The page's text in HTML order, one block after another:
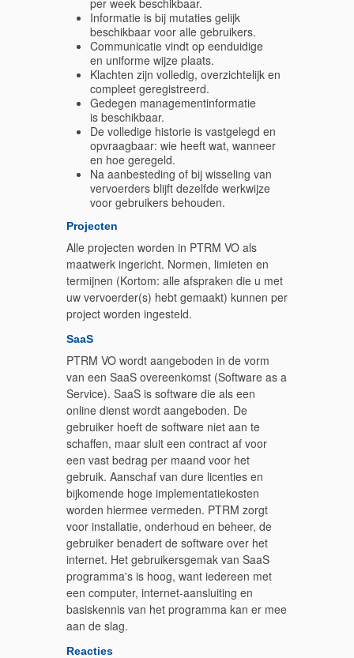
per week beschikbaar.
Informatie is bij mutaties gelijk
beschikbaar voor alle gebruikers.
Communicatie vindt op eenduidige
en uniforme wijze plaats.
Klachten zijn volledig, overzichtelijk en
compleet geregistreerd.
Gedegen managementinformatie
is beschikbaar.
De volledige historie is vastgelegd en
opvraagbaar: wie heeft wat, wanneer
en hoe geregeld.
Na aanbesteding of bij wisseling van
vervoerders blijft dezelfde werkwijze
voor gebruikers behouden.
Projecten
Alle projecten worden in PTRM VO als
maatwerk ingericht. Normen, limieten en
termijnen (Kortom: alle afspraken die u met
uw vervoerder(s) hebt gemaakt) kunnen per
project worden ingesteld.
SaaS
PTRM VO wordt aangeboden in de vorm
van een SaaS overeenkomst (Software as a
Service). SaaS is software die als een
online dienst wordt aangeboden. De
gebruiker hoeft de software niet aan te
schaffen, maar sluit een contract af voor
een vast bedrag per maand voor het
gebruik. Aanschaf van dure licenties en
bijkomende hoge implementatiekosten
worden hiermee vermeden. PTRM zorgt
voor installatie, onderhoud en beheer, de
gebruiker benadert de software over het
internet. Het gebruikersgemak van SaaS
programma's is hoog, want iedereen met
een computer, internet-aansluiting en
basiskennis van het programma kan er mee
aan de slag.
Reacties